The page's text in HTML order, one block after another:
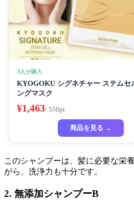
3人が購入
KYOGOKU シグネチャー ステムセ
ングマスク
¥1,463/ 550pt
商品を見る →
このシャンプーは、髪に必要な栄
がら、洗浄力も十分です。
2. 無添加シャンプーB